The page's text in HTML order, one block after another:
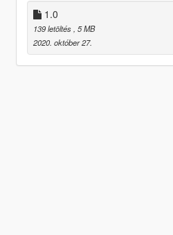
1.0
139 letöltés , 5 MB
2020. október 27.